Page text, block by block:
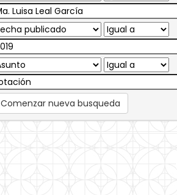
Comenzar nueva busqueda